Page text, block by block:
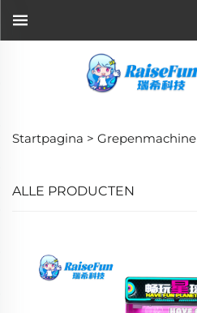
Startpagina > Grepenmachine
ALLE PRODUCTEN